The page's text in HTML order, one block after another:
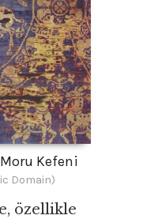
Kefeni
Domain)
özellikle